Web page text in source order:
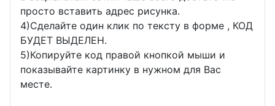
просто вставить адрес рисунка.
4)Сделайте один клик по тексту в форме , КОД
БУДЕТ ВЫДЕЛЕН.
5)Копируйте код правой кнопкой мыши и
показывайте картинку в нужном для Вас
месте.